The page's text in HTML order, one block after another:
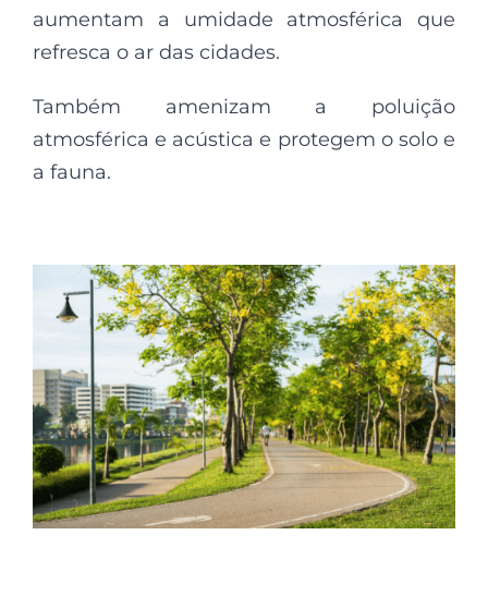
aumentam a umidade atmosférica que
refresca o ar das cidades.
Também amenizam a poluição
atmosférica e acústica e protegem o solo e
a fauna.